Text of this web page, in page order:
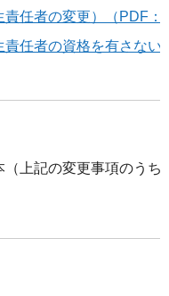
責任者の変更）（PDF：
責任者の資格を有さない
（上記の変更事項のうち